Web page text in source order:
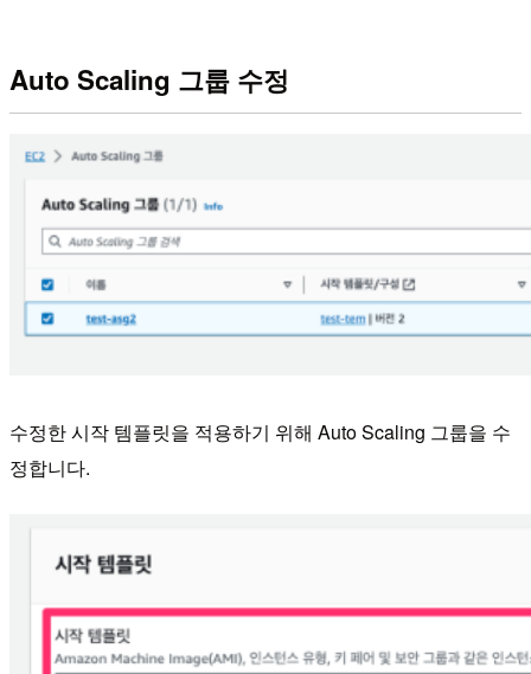
Auto Scaling 그룹 수정
수정한 시작 템플릿을 적용하기 위해 Auto Scaling 그룹을 수
정합니다.